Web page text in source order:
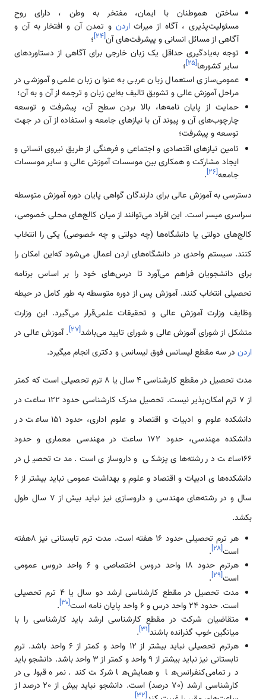
ساختن هموطنان با ایمان، مفتخر به وطن ، دارای روح
مسئولیت‌پذیری ، آگاه از میراثاردن و تمدن آن و افتخار به آن و
آگاهی از مسائل انسانی و پیشرفت‌های آن[۲۴]؛
توجه به‌یادگیری حداقل یک زبان خارجی برای آگاهی از دستاوردهای
سایر کشورها[۲۵]؛
عمومی‌سازی استعمال زبان عربی به عنوان زبان علمی‌و آموزشی در
مراحل آموزش عالی و تشویق تالیف به‌این زبان و ترجمه از آن و به آن؛
حمایت از پایان نامه‌ها، بالا بردن سطح آن، پیشرفت و توسعه
چارچوب‌های آن و پیوند آن با نیازهای جامعه و استفاده از آن در جهت
توسعه و پیشرفت؛
تامین نیازهای اقتصادی و اجتماعی و فرهنگی از طریق نیروی انسانی و
ایجاد مشارکت و همکاری بین موسسات آموزش عالی و سایر موسسات
جامعه[۲۶]
.
دسترسی به آموزش عالی برای دارندگان گواهی پایان دوره آموزش متوسطه
سراسری میسر است. این افراد می‌توانند از میان کالج‌های محلی خصوصی،
کالج‌های دولتی یا دانشگاه‌ها (چه دولتی و چه خصوصی) یکی را انتخاب
کنند. سیستم واحدی در دانشگاه‌های اردن اعمال می‌شود که‌این امکان را
برای دانشجویان فراهم می‌آورد تا درس‌های خود را بر اساس برنامه
تحصیلی انتخاب کنند. آموزش پس از دوره متوسطه به طور کامل در حیطه
وظایف وزارت آموزش عالی و تحقیقات علمی‌قرار می‌گیرد. این وزارت
متشکل از شورای آموزش عالی و شورای تایید می‌باشد[۲۷]. آموزش عالی در
اردن در سه مقطع لیسانس فوق لیسانس و دکتری انجام میگیرد.
مدت تحصیل در مقطع کارشناسی 4 سال یا 8 ترم تحصیلی است که کمتر
از 7 ترم امکان‌پذیر نیست. تحصیل مدرک کارشناسی حدود 122 ساعت در
دانشکده علوم و ادبیات و اقتصاد و علوم اداری، حدود 151 ساعت در
دانشکده مهندسی، حدود 172 ساعت در مهندسی معماری و حدود
166ساعت در رشته‌های پزشکی و داروسازی است. مدت تحصیل در
دانشکده‌ها ی ادبیات و اقتصاد و علوم و بهداشت عمومی‌ نباید بیشتر از 6
سال و در رشته‌های مهندسی و داروسازی نیز نباید بیش از 7 سال طول
بکشد.
هر ترم تحصیلی حدود 16 هفته است. مدت ترم تابستانی نیز 8هفته
است[۲۸]
.
هرترم حدود 18 واحد دروس اختصاصی و 6 واحد دروس عمومی‌
است[۲۹]
.
مدت تحصیل در مقطع کارشناسی ارشد دو سال یا 4 ترم تحصیلی
است. حدود 24 واحد درس و 6 واحد پایان نامه است
[۳۰]
.
متقاضیان شرکت در مقطع کارشناسی ارشد باید کارشناسی را با
میانگین خوب گذرانده باشند[۳۱]
.
هرترم تحصیلی نباید بیشتر از 12 واحد و کمتر از 6 واحد باشد. ترم
تابستانی نیز نباید بیشتر از 9 واحد و کمتر از 3 واحد باشد. دانشجو باید
در تمامی‌کنفرانس‌ها و همایش‌ها شرکت کند. نمره قبولی در
کارشناسی ارشد (70 درصد) است. دانشجو نباید بیش از 20 درصد از
[۳۲]